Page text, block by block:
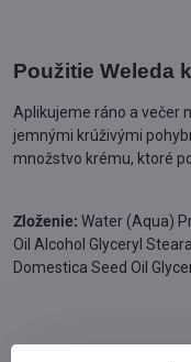
Použitie Weleda
Aplikujeme ráno a večer
jemnými krúživými
množstvo krému, ktoré
Zloženie: Water (Aqua)
Oil Alcohol Glyceryl
Domestica Seed Oil